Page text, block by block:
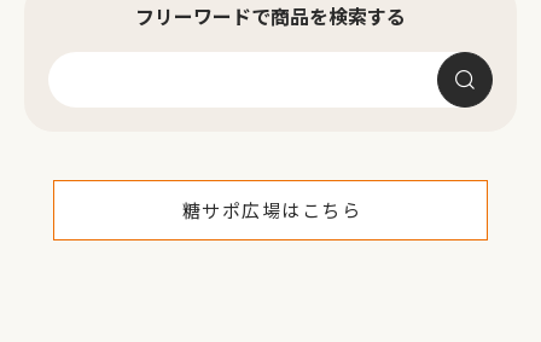
フリーワードで商品を検索する
糖サポ広場はこちら